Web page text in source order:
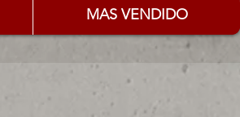
MAS VENDIDO